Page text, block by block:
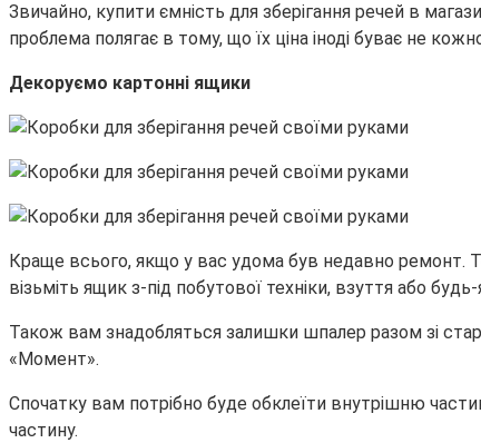
Звичайно, купити ємність для зберігання речей в
проблема полягає в тому, що їх ціна іноді буває не
Декоруємо картонні ящики
Краще всього, якщо у вас удома був недавно ремонт.
візьміть ящик з-під побутової техніки, взуття або
Також вам знадобляться залишки шпалер разом зі
«Момент».
Спочатку вам потрібно буде обклеїти внутрішню
частину.